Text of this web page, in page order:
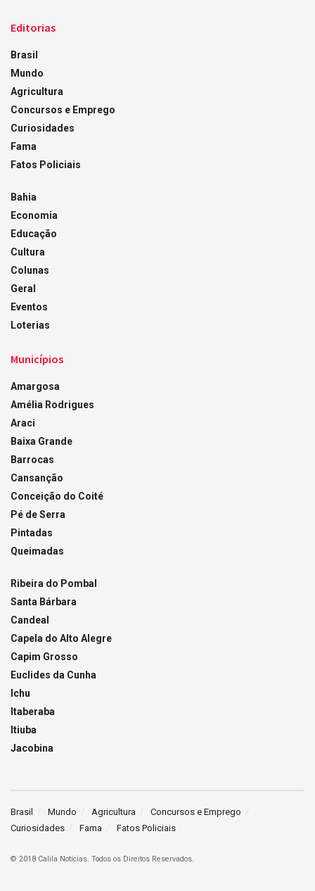
Editorias
Brasil
Mundo
Agricultura
Concursos e Emprego
Curiosidades
Fama
Fatos Policiais
Bahia
Economia
Educação
Cultura
Colunas
Geral
Eventos
Loterias
Municípios
Amargosa
Amélia Rodrigues
Araci
Baixa Grande
Barrocas
Cansanção
Conceição do Coité
Pé de Serra
Pintadas
Queimadas
Ribeira do Pombal
Santa Bárbara
Candeal
Capela do Alto Alegre
Capim Grosso
Euclides da Cunha
Ichu
Itaberaba
Itiuba
Jacobina
Brasil Mundo Agricultura
Concursos e Emprego
Curiosidades
Fama Fatos Policiais
© 2018 Calila Notícias. Todos os Direitos Reservados.